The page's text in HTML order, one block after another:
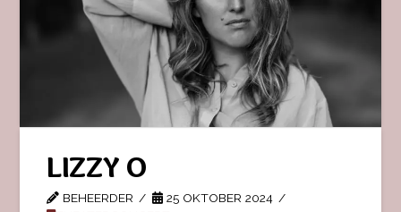
LIZZY O
BEHEERDER
25 OKTOBER 2024